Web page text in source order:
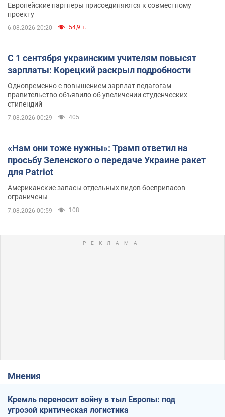
Европейские партнеры присоединяются к совместному
проекту
6.08.2026 20:20 54,9 т.
С 1 сентября украинским учителям повысят
зарплаты: Корецкий раскрыл подробности
Одновременно с повышением зарплат педагогам
правительство объявило об увеличении студенческих
стипендий
7.08.2026 00:29 405
«Нам они тоже нужны»: Трамп ответил на
просьбу Зеленского о передаче Украине ракет
для Patriot
Американские запасы отдельных видов боеприпасов
ограничены
7.08.2026 00:59 108
Мнения
Кремль переносит войну в тыл Европы: под
угрозой критическая логистика